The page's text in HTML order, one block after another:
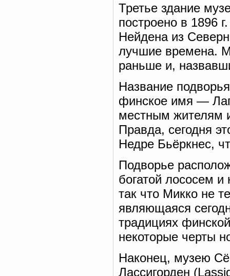
Третье здание
построено в 1896
Нейдена из
лучшие времена.
раньше и,
Название
финское имя —
местным жителям
Правда, сегодня
Недре Бьёркнес,
Подворье
богатой лососем
так что Микко не
являющаяся
традициях
некоторые черты
Наконец, музею
Лассигорден